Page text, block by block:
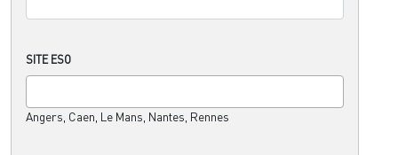
SITE ESO
Angers, Caen, Le Mans, Nantes, Rennes